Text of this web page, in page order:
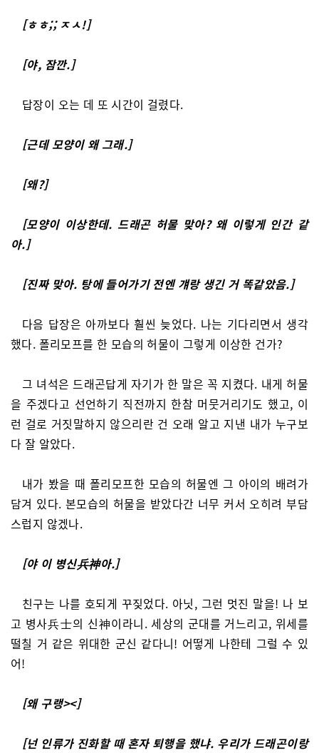
[ㅎㅎ;; ㅈㅅ!]
[야, 잠깐.]
답장이 오는 데 또 시간이 걸렸다.
[근데 모양이 왜 그래.]
[왜?]
[모양이 이상한데. 드래곤 허물 맞아? 왜 이렇게 인간 같
아.]
[진짜 맞아. 탕에 들어가기 전엔 걔랑 생긴 거 똑같았음.]
다음 답장은 아까보다 훨씬 늦었다. 나는 기다리면서 생각
했다. 폴리모프를 한 모습의 허물이 그렇게 이상한 건가?
그 녀석은 드래곤답게 자기가 한 말은 꼭 지켰다. 내게 허물
을 주겠다고 선언하기 직전까지 한참 머뭇거리기도 했고, 이
런 걸로 거짓말하지 않으리란 건 오래 알고 지낸 내가 누구보
다 잘 알았다.
내가 봤을 때 폴리모프한 모습의 허물엔 그 아이의 배려가
담겨 있다. 본모습의 허물을 받았다간 너무 커서 오히려 부담
스럽지 않겠나.
[야 이 병신兵神아.]
친구는 나를 호되게 꾸짖었다. 아닛, 그런 멋진 말을! 나 보
고 병사兵士의 신神이라니. 세상의 군대를 거느리고, 위세를
떨칠 거 같은 위대한 군신 같다니! 어떻게 나한테 그럴 수 있
어!
[왜 구랭><]
[넌 인류가 진화할 때 혼자 퇴행을 했냐. 우리가 드래곤이랑